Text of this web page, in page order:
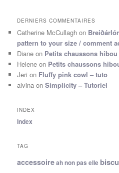
DERNIERS COMMENTAIRES
Catherine McCullagh on
pattern to your size / comment
Diane on Petits chaussons
Helene on Petits chaussons
Jeri on Fluffy pink cowl – tuto
alvina onSimplicity – Tutoriel
INDEX
Index
TAG
accessoireah non pas elle